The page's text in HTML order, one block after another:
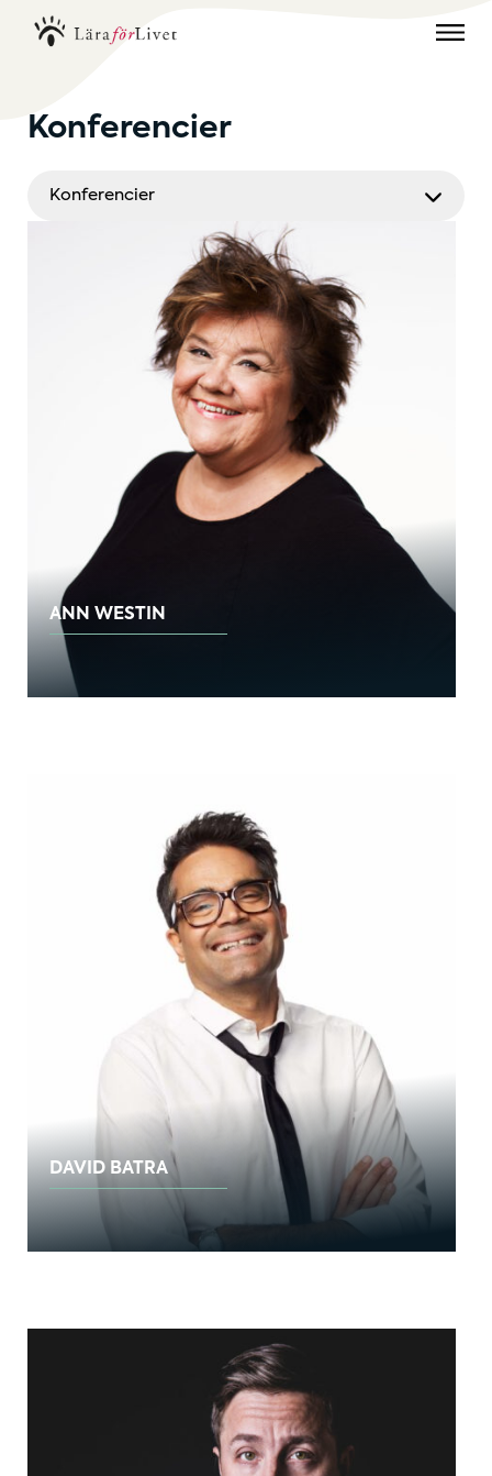
Konferencier
Konferencier
ANN WESTIN
DAVID BATRA